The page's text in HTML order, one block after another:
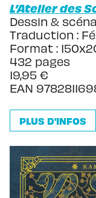
L’Atelier des
Dessin &
Traduction :
Format :
432 pages
19,95 €
EAN
PLUS D'INFOS